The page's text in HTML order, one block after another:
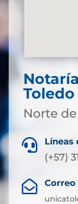
Toledo
Norte
 Líneas
(+57)
